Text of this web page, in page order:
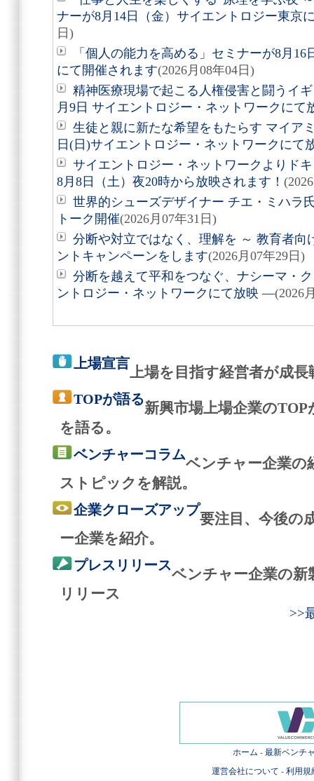
ナーが8月14日（金）サイエントロジー東京
日)
「個人の能力を高める」セミナーが8月
にて開催されます(2026月08年04日)
精神医療現場で起こる人権侵害と闘うイ
月9日 サイエントロジー・ネットワークにて
生徒と親に新たな希望をもたらす マイア
日(日)サイエントロジー・ネットワークにて
サイエントロジー・ネットワークよりド
8月8日（土）夜20時から放映されます！
世界的シューズデザイナー チエ・ミハラ
トーク開催(2026月07年31日)
分断や対立ではなく、理解を ～ 教育者向
ントキャンペーンをします(2026月07年29日)
分断を越えて平和をつなぐ、ナシーマ・
ントロジー・ネットワークにて放映 ―(2026
上場宣言
上場を目指す経営者が成
TOPが語る
新興市場上場企業の
を語る。
ベンチャーコラム
ベンチャー企業の
ストピックを解説。
企業クローズアップ
要注目、今後の
ー企業を紹介。
プレスリリース
ベンチャー企業の新
リリース
>>
ホーム - 最新ベンチ
運営会社について - 利用規